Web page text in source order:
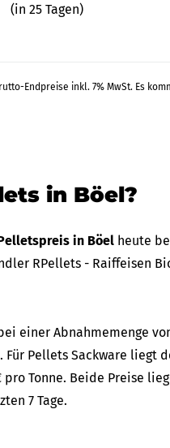
(in 25 Tagen)
Endpreise inkl. 7% MwSt. Es
in Böel?
in Böel heute
RPellets - Raiffeisen
einer Abnahmemenge
Für Pellets Sackware liegt
pro Tonne. Beide Preise
7 Tage.